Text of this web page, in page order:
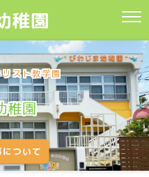
稚園
スト教学園
稚園
ついて